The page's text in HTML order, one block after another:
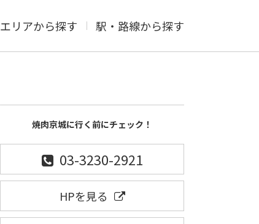
エリアから探す 駅・路線から探す
焼肉京城に行く前にチェック！
03-3230-2921
HPを見る